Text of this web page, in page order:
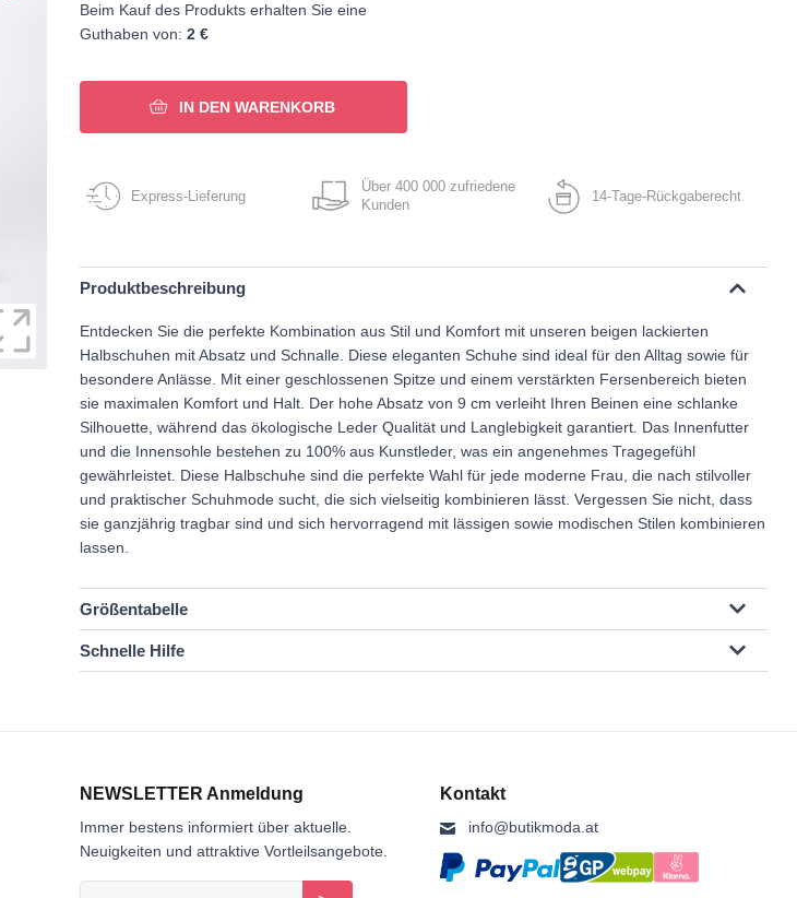
Beim Kauf des Produkts erhalten Sie eine
Guthaben von: 2 €
IN DEN WARENKORB
Express-Lieferung
Über 400 000 zufriedene
Kunden
14-Tage-Rückgaberecht
Produktbeschreibung
Entdecken Sie die perfekte Kombination aus Stil und Komfort mit unseren beigen lackierten
Halbschuhen mit Absatz und Schnalle. Diese eleganten Schuhe sind ideal für den Alltag sowie für
besondere Anlässe. Mit einer geschlossenen Spitze und einem verstärkten Fersenbereich bieten
sie maximalen Komfort und Halt. Der hohe Absatz von 9 cm verleiht Ihren Beinen eine schlanke
Silhouette, während das ökologische Leder Qualität und Langlebigkeit garantiert. Das Innenfutter
und die Innensohle bestehen zu 100% aus Kunstleder, was ein angenehmes Tragegefühl
gewährleistet. Diese Halbschuhe sind die perfekte Wahl für jede moderne Frau, die nach stilvoller
und praktischer Schuhmode sucht, die sich vielseitig kombinieren lässt. Vergessen Sie nicht, dass
sie ganzjährig tragbar sind und sich hervorragend mit lässigen sowie modischen Stilen kombinieren
lassen.
Größentabelle
Schnelle Hilfe
NEWSLETTER Anmeldung
Immer bestens informiert über aktuelle.
Neuigkeiten und attraktive Vortleilsangebote.
Kontakt
info@butikmoda.at